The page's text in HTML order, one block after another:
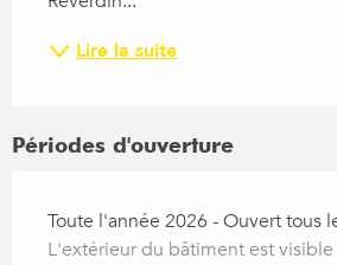
Lire la suite
Périodes d'ouverture
Toute l'année 2026 - Ouvert tous
L'extérieur du bâtiment est